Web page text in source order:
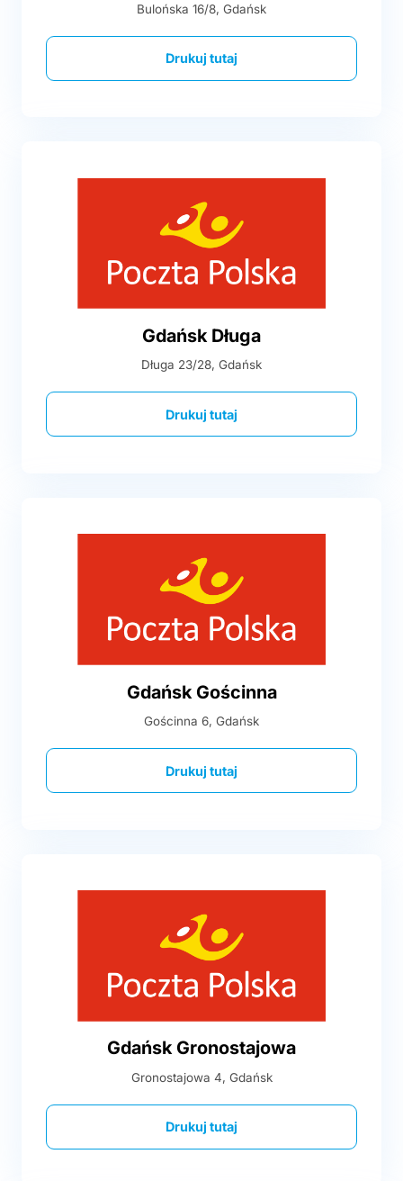
Bulońska 16/8, Gdańsk
Drukuj tutaj
Gdańsk Długa
Długa 23/28, Gdańsk
Drukuj tutaj
Gdańsk Gościnna
Gościnna 6, Gdańsk
Drukuj tutaj
Gdańsk Gronostajowa
Gronostajowa 4, Gdańsk
Drukuj tutaj